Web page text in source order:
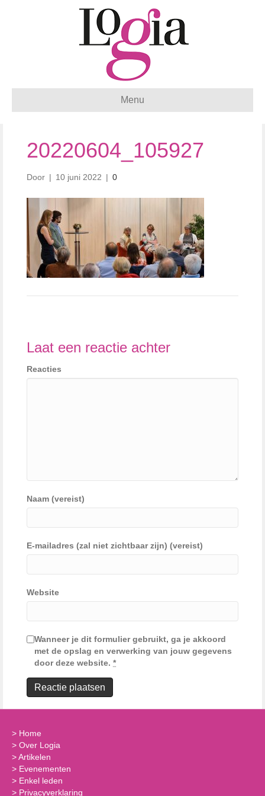
Menu
20220604_105927
Door | 10 juni 2022 | 0
Laat een reactie achter
Reacties
Naam (vereist)
E-mailadres (zal niet zichtbaar zijn) (vereist)
Website
Wanneer je dit formulier gebruikt, ga je akkoord
met de opslag en verwerking van jouw gegevens
door deze website. *
> Home
> Over Logia
>Artikelen
> Evenementen
> Enkel leden
> Privacyverklaring